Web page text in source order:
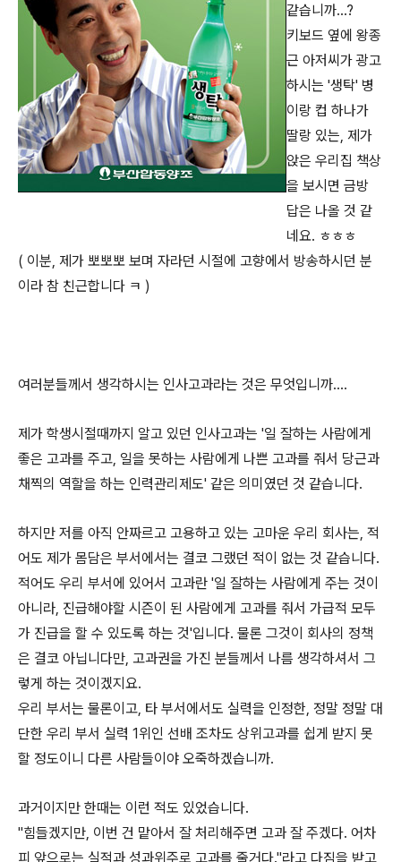
같습니까...?
키보드 옆에 왕종
근 아저씨가 광고
하시는 '생탁' 병
이랑 컵 하나가
딸랑 있는, 제가
앉은 우리집 책상
을 보시면 금방
답은 나올 것 같
네요. ㅎㅎㅎ
( 이분, 제가 뽀뽀뽀 보며 자라던 시절에 고향에서 방송하시던 분
이라 참 친근합니다 ㅋ )
여러분들께서 생각하시는 인사고과라는 것은 무엇입니까....
제가 학생시절때까지 알고 있던 인사고과는 '일 잘하는 사람에게
좋은 고과를 주고, 일을 못하는 사람에게 나쁜 고과를 줘서 당근과
채찍의 역할을 하는 인력관리제도' 같은 의미였던 것 같습니다.
하지만 저를 아직 안짜르고 고용하고 있는 고마운 우리 회사는, 적
어도 제가 몸담은 부서에서는 결코 그랬던 적이 없는 것 같습니다.
적어도 우리 부서에 있어서 고과란 '일 잘하는 사람에게 주는 것이
아니라, 진급해야할 시즌이 된 사람에게 고과를 줘서 가급적 모두
가 진급을 할 수 있도록 하는 것'입니다. 물론 그것이 회사의 정책
은 결코 아닙니다만, 고과권을 가진 분들께서 나름 생각하셔서 그
렇게 하는 것이겠지요.
우리 부서는 물론이고, 타 부서에서도 실력을 인정한, 정말 정말 대
단한 우리 부서 실력 1위인 선배 조차도 상위고과를 쉽게 받지 못
할 정도이니 다른 사람들이야 오죽하겠습니까.
과거이지만 한때는 이런 적도 있었습니다.
"힘들겠지만, 이번 건 맡아서 잘 처리해주면 고과 잘 주겠다. 어차
피 앞으로는 실적과 성과위주로 고과를 줄거다."라고 다짐을 받고